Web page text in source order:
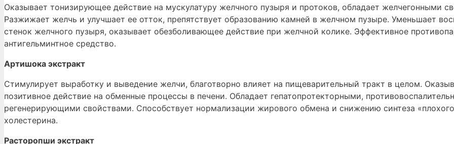
Оказывает тонизирующее действие на мускулатуру желчного пузыря и протоков, обладает желчегонными
Разжижает желчь и улучшает ее отток, препятствует образованию камней в желчном пузыре. Уменьшает
стенок желчного пузыря, оказывает обезболивающее действие при желчной колике. Эффективное
антигельминтное средство.
Артишока экстракт
Стимулирует выработку и выведение желчи, благотворно влияет на пищеварительный тракт в целом.
позитивное действие на обменные процессы в печени. Обладает гепатопротекторными,
регенерирующими свойствами. Способствует нормализации жирового обмена и снижению синтеза
холестерина.
Расторопши экстракт